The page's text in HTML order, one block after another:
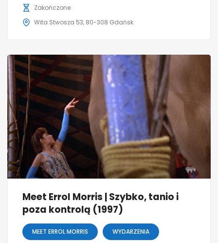
Zakończone
Wita Stwosza 53, 80-308 Gdańsk
Meet Errol Morris | Szybko, tanio i
poza kontrolą (1997)
MEET ERROL MORRIS WYDARZENIA